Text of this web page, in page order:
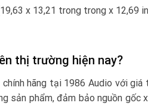
x 13,21 trong trong x 12,69
thị trường hiện nay?
hãng tại 1986 Audio với
sản phẩm, đảm bảo nguồn gốc